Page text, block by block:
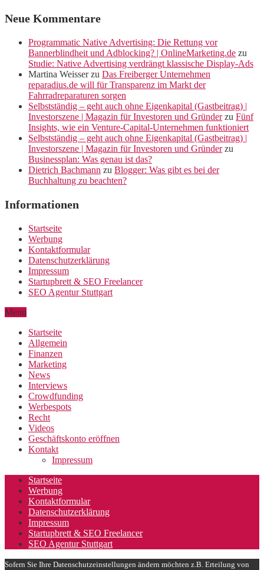
Neue Kommentare
Programmatic Native Advertising: Die Rettung vor
Bannerblindheit und Adblocking? | OnlineMarketing.de zu
Studie: Native Advertising verdrängt klassische Display-Ads
Martina Weisserzu Das Freiberger Unternehmen
reparadius.de will für Transparenz im Markt der
Fahrradreparaturen sorgen
Selbstständig – geht auch ohne Eigenkapital (Gastbeitrag) |
Investorszene | Magazin für Investoren und Gründerzu Fünf
Insights, wie ein Venture-Capital-Unternehmen funktioniert
Selbstständig – geht auch ohne Eigenkapital (Gastbeitrag) |
Investorszene | Magazin für Investoren und Gründerzu
Businessplan: Was genau ist das?
Dietrich Bachmann zu Blogger: Was gibt es bei der
Buchhaltung zu beachten?
Informationen
Startseite
Werbung
Kontaktformular
Datenschutzerklärung
Impressum
Startupbrett & SEO Freelancer
SEO Agentur Stuttgart
Menu
Startseite
Allgemein
Finanzen
Marketing
News
Interviews
Crowdfunding
Werbespots
Recht
Videos
Geschäftskonto eröffnen
Kontakt
Impressum
Startseite
Werbung
Kontaktformular
Datenschutzerklärung
Impressum
Startupbrett & SEO Freelancer
SEO Agentur Stuttgart
Sofern Sie Ihre Datenschutzeinstellungen ändern möchten z.B. Erteilung von